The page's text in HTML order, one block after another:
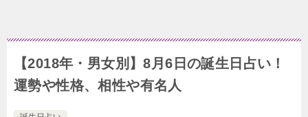
【2018年・男女別】8月6日の誕生日占い！
運勢や性格、相性や有名人